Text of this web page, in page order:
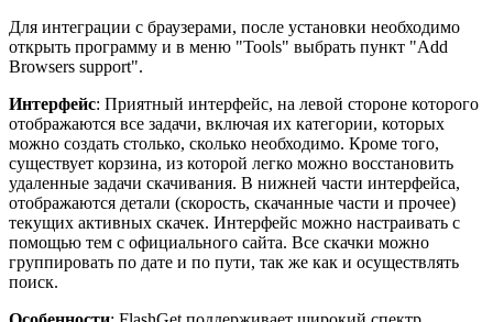
Для интеграции с браузерами, после установки необходимо
открыть программу и в меню "Tools" выбрать пункт "Add
Browsers support".
Интерфейс: Приятный интерфейс, на левой стороне которого
отображаются все задачи, включая их категории, которых
можно создать столько, сколько необходимо. Кроме того,
существует корзина, из которой легко можно восстановить
удаленные задачи скачивания. В нижней части интерфейса,
отображаются детали (скорость, скачанные части и прочее)
текущих активных скачек. Интерфейс можно настраивать с
помощью тем с официального сайта. Все скачки можно
группировать по дате и по пути, так же как и осуществлять
поиск.